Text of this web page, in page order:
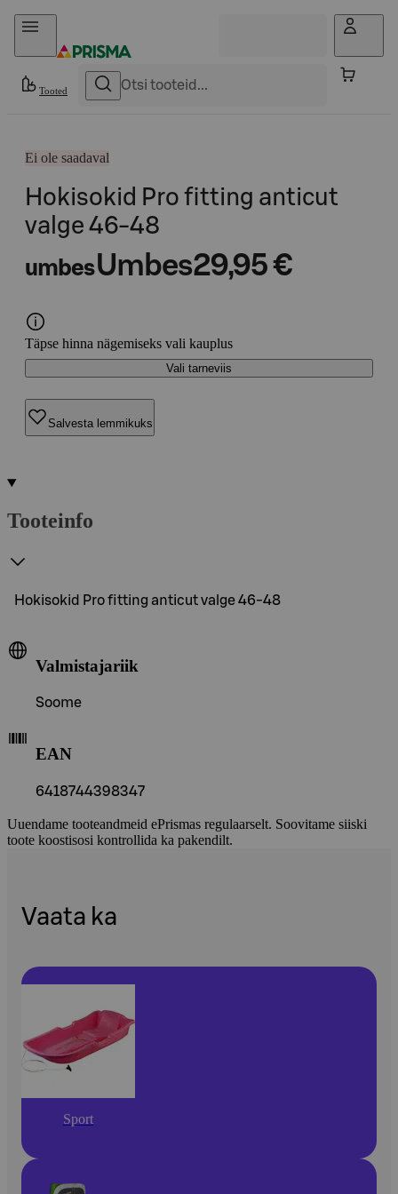
Otse sisu juurde
Tooted
Ei ole saadaval
Hokisokid Pro fitting anticut
valge 46-48
umbesUmbes29,95 €
Täpse hinna nägemiseks vali kauplus
Vali tarneviis
Salvesta lemmikuks
Tooteinfo
Hokisokid Pro fitting anticut valge 46-48
Valmistajariik
Soome
EAN
6418744398347
Uuendame tooteandmeid ePrismas regulaarselt. Soovitame siiski
toote koostisosi kontrollida ka pakendilt.
Vaata ka
Sport